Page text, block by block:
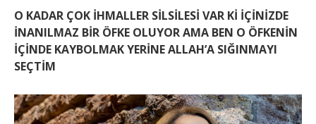
O KADAR ÇOK İHMALLER SİLSİLESİ VAR Kİ İÇİNİZDE
İNANILMAZ BİR ÖFKE OLUYOR AMA BEN O ÖFKENİN
İÇİNDE KAYBOLMAK YERİNE ALLAH’A SIĞINMAYI
SEÇTİM